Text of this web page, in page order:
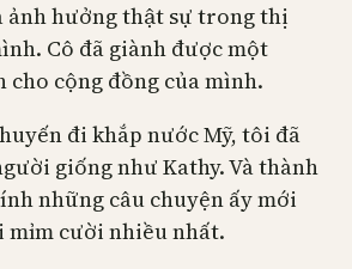
ảnh hưởng thật sự trong thị
Cô đã giành được một
cho cộng đồng của mình.
đi khắp nước Mỹ, tôi đã
giống như Kathy. Và thành
những câu chuyện ấy mới
cười nhiều nhất.